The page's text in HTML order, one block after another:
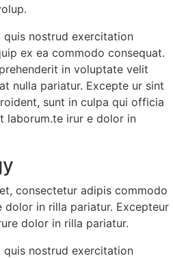
quis nostrud exercitation
ex ea commodo consequat.
in voluptate velit
nulla pariatur. Excepte ur sint
sunt in culpa qui officia
laborum.te irur e dolor in
consectetur adipis commodo
dolor in rilla pariatur. Excepteur
dolor in rilla pariatur.
quis nostrud exercitation